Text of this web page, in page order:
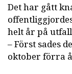
Det har gått
helt år på
– Först sades
oktober förra